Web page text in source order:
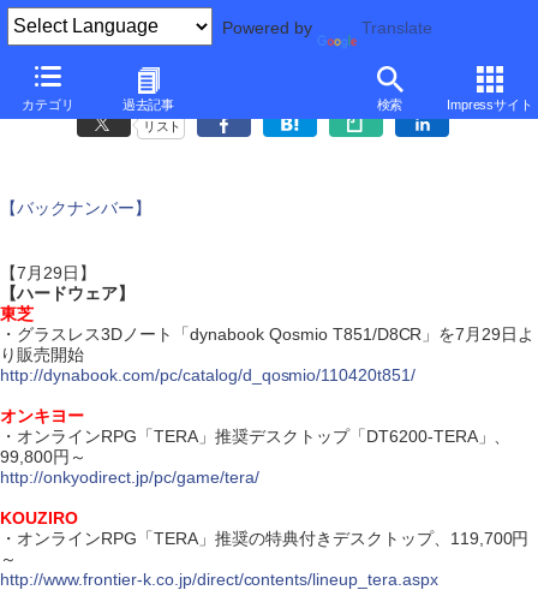
Powered by Translate
カテゴリ 過去記事 検索 Impressサイト
リスト
【バックナンバー】
【7月29日】
【ハードウェア】
東芝
・グラスレス3Dノート「dynabook Qosmio T851/D8CR」を7月29日よ
り販売開始
http://dynabook.com/pc/catalog/d_qosmio/110420t851/
オンキヨー
・オンラインRPG「TERA」推奨デスクトップ「DT6200-TERA」、
99,800円～
http://onkyodirect.jp/pc/game/tera/
KOUZIRO
・オンラインRPG「TERA」推奨の特典付きデスクトップ、119,700円
～
http://www.frontier-k.co.jp/direct/contents/lineup_tera.aspx